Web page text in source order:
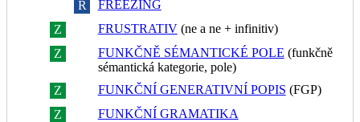
R
FREEZING
Z
FRUSTRATIV(ne a ne + infinitiv)
Z
FUNKČNĚ SÉMANTICKÉ POLE (funkčně
sémantická kategorie, pole)
Z
FUNKČNÍ GENERATIVNÍ POPIS (FGP)
Z
FUNKČNÍ GRAMATIKA